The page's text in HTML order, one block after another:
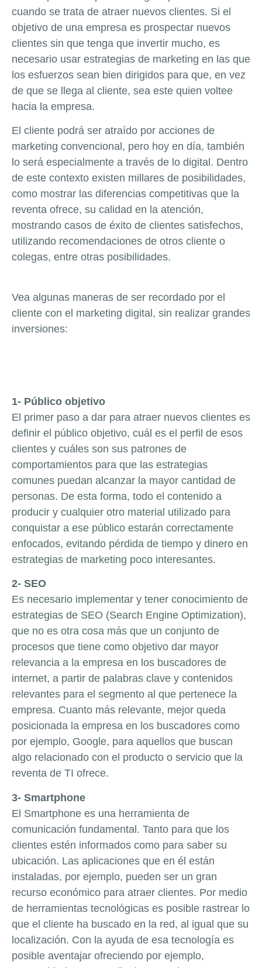
cuando se trata de atraer nuevos clientes. Si el
objetivo de una empresa es prospectar nuevos
clientes sin que tenga que invertir mucho, es
necesario usar estrategias de marketing en las que
los esfuerzos sean bien dirigidos para que, en vez
de que se llega al cliente, sea este quien voltee
hacia la empresa.
El cliente podrá ser atraído por acciones de
marketing convencional, pero hoy en día, también
lo será especialmente a través de lo digital. Dentro
de este contexto existen millares de posibilidades,
como mostrar las diferencias competitivas que la
reventa ofrece, su calidad en la atención,
mostrando casos de éxito de clientes satisfechos,
utilizando recomendaciones de otros cliente o
colegas, entre otras posibilidades.
Vea algunas maneras de ser recordado por el
cliente con el marketing digital, sin realizar grandes
inversiones:
1- Público objetivo
El primer paso a dar para atraer nuevos clientes es
definir el público objetivo, cuál es el perfil de esos
clientes y cuáles son sus patrones de
comportamientos para que las estrategias
comunes puedan alcanzar la mayor cantidad de
personas. De esta forma, todo el contenido a
producir y cualquier otro material utilizado para
conquistar a ese público estarán correctamente
enfocados, evitando pérdida de tiempo y dinero en
estrategias de marketing poco interesantes.
2- SEO
Es necesario implementar y tener conocimiento de
estrategias de SEO (Search Engine Optimization),
que no es otra cosa más que un conjunto de
procesos que tiene como objetivo dar mayor
relevancia a la empresa en los buscadores de
internet, a partir de palabras clave y contenidos
relevantes para el segmento al que pertenece la
empresa. Cuanto más relevante, mejor queda
posicionada la empresa en los buscadores como
por ejemplo, Google, para aquellos que buscan
algo relacionado con el producto o servicio que la
reventa de TI ofrece.
3- Smartphone
El Smartphone es una herramienta de
comunicación fundamental. Tanto para que los
clientes estén informados como para saber su
ubicación. Las aplicaciones que en él están
instaladas, por ejemplo, pueden ser un gran
recurso económico para atraer clientes. Por medio
de herramientas tecnológicas es posible rastrear lo
que el cliente ha buscado en la red, al igual que su
localización. Con la ayuda de esa tecnología es
posible aventajar ofreciendo por ejemplo,